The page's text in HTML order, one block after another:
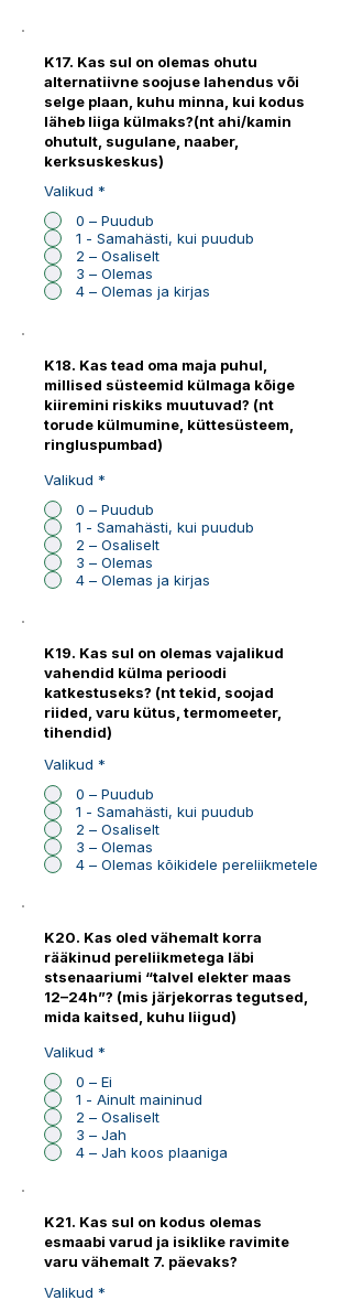
K17. Kas sul on olemas ohutu
alternatiivne soojuse lahendus või
selge plaan, kuhu minna, kui kodus
läheb liiga külmaks?(nt ahi/kamin
ohutult, sugulane, naaber,
kerksuskeskus)
Valikud *
0 – Puudub
1 - Samahästi, kui puudub
2 – Osaliselt
3 – Olemas
4 – Olemas ja kirjas
K18. Kas tead oma maja puhul,
millised süsteemid külmaga kõige
kiiremini riskiks muutuvad? (nt
torude külmumine, küttesüsteem,
ringluspumbad)
Valikud *
0 – Puudub
1 - Samahästi, kui puudub
2 – Osaliselt
3 – Olemas
4 – Olemas ja kirjas
K19. Kas sul on olemas vajalikud
vahendid külma perioodi
katkestuseks? (nt tekid, soojad
riided, varu kütus, termomeeter,
tihendid)
Valikud *
0 – Puudub
1 - Samahästi, kui puudub
2 – Osaliselt
3 – Olemas
4 – Olemas kõikidele pereliikmetele
K20. Kas oled vähemalt korra
rääkinud pereliikmetega läbi
stsenaariumi “talvel elekter maas
12–24h”? (mis järjekorras tegutsed,
mida kaitsed, kuhu liigud)
Valikud *
0 – Ei
1 - Ainult maininud
2 – Osaliselt
3 – Jah
4 – Jah koos plaaniga
K21. Kas sul on kodus olemas
esmaabi varud ja isiklike ravimite
varu vähemalt 7. päevaks?
Valikud *